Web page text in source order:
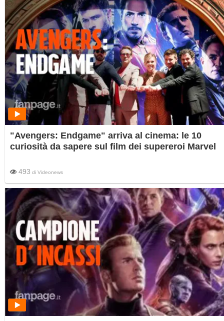
sua natura, non può replicare.
"Avengers: Endgame" arriva al cinema: le 10
curiosità da sapere sul film dei supereroi Marvel
493 di Videonews